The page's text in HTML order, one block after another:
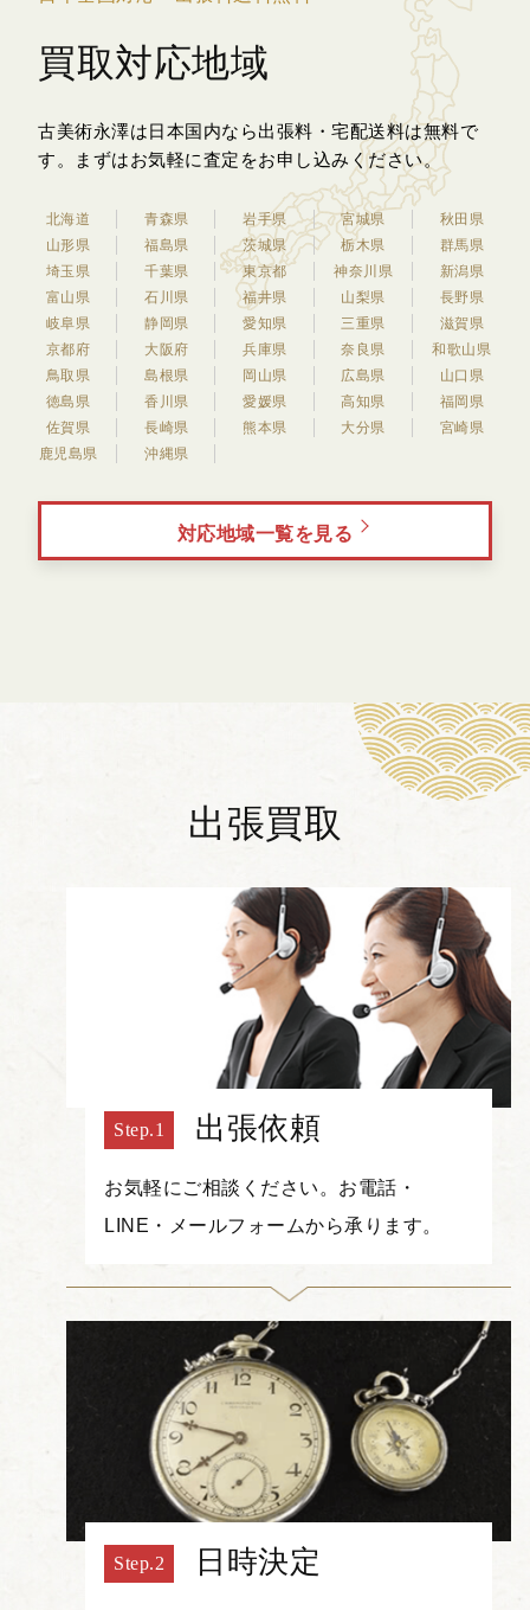
買取対応地域
古美術永澤は日本国内なら出張料・宅配送料は無料で
す。
まずはお気軽に査定をお申し込みください。
北海道 青森県 岩手県 宮城県
秋田県
山形県
福島県 茨城県 栃木県
群馬県
埼玉県
千葉県 東京都 神奈川県
新潟県
富山県
石川県 福井県 山梨県
長野県
岐阜県
静岡県 愛知県 三重県
滋賀県
京都府
大阪府 兵庫県 奈良県
和歌山県
鳥取県
島根県 岡山県 広島県
山口県
徳島県
香川県 愛媛県 高知県
福岡県
佐賀県
長崎県 熊本県 大分県
宮崎県
鹿児島県
沖縄県
対応地域一覧を見る
出張買取
出張依頼
お気軽にご相談ください。お電話・
LINE・メールフォームから承ります。
日時決定